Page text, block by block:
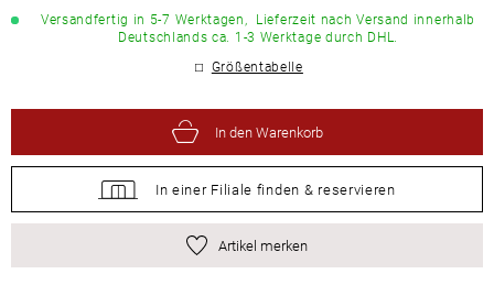
Versandfertig in 5-7 Werktagen, Lieferzeit nach Versand innerhalb
Deutschlands ca. 1-3 Werktage durch DHL.
Größentabelle
In den Warenkorb
In einer Filiale finden & reservieren
Artikel merken